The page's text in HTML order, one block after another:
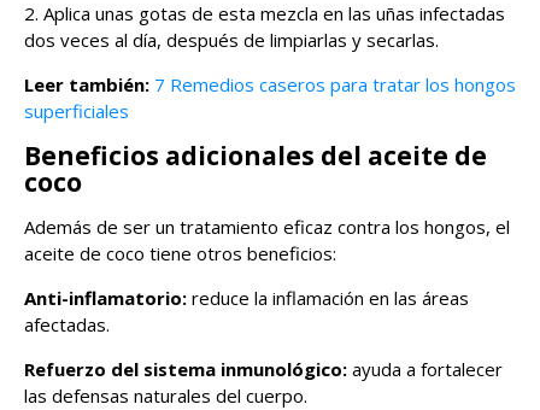
2. Aplica unas gotas de esta mezcla en las uñas infectadas
dos veces al día, después de limpiarlas y secarlas.
Leer también: 7 Remedios caseros para tratar los hongos
superficiales
Beneficios adicionales del aceite de
coco
Además de ser un tratamiento eficaz contra los hongos, el
aceite de coco tiene otros beneficios:
Anti-inflamatorio: reduce la inflamación en las áreas
afectadas.
Refuerzo del sistema inmunológico: ayuda a fortalecer
las defensas naturales del cuerpo.